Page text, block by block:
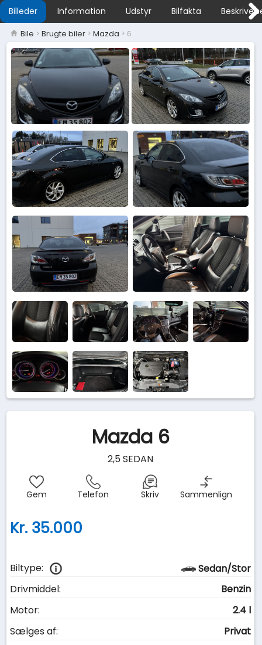
Billeder Information Udstyr Bilfakta
Bile > Brugte biler > Mazda > 6
Mazda 6
2,5 SEDAN
Gem Telefon Skriv Sammenlign
Kr. 35.000
Biltype:
Sedan/Stor
Drivmiddel:
Benzin
Motor:
2.4 l
Sælges af:
Privat